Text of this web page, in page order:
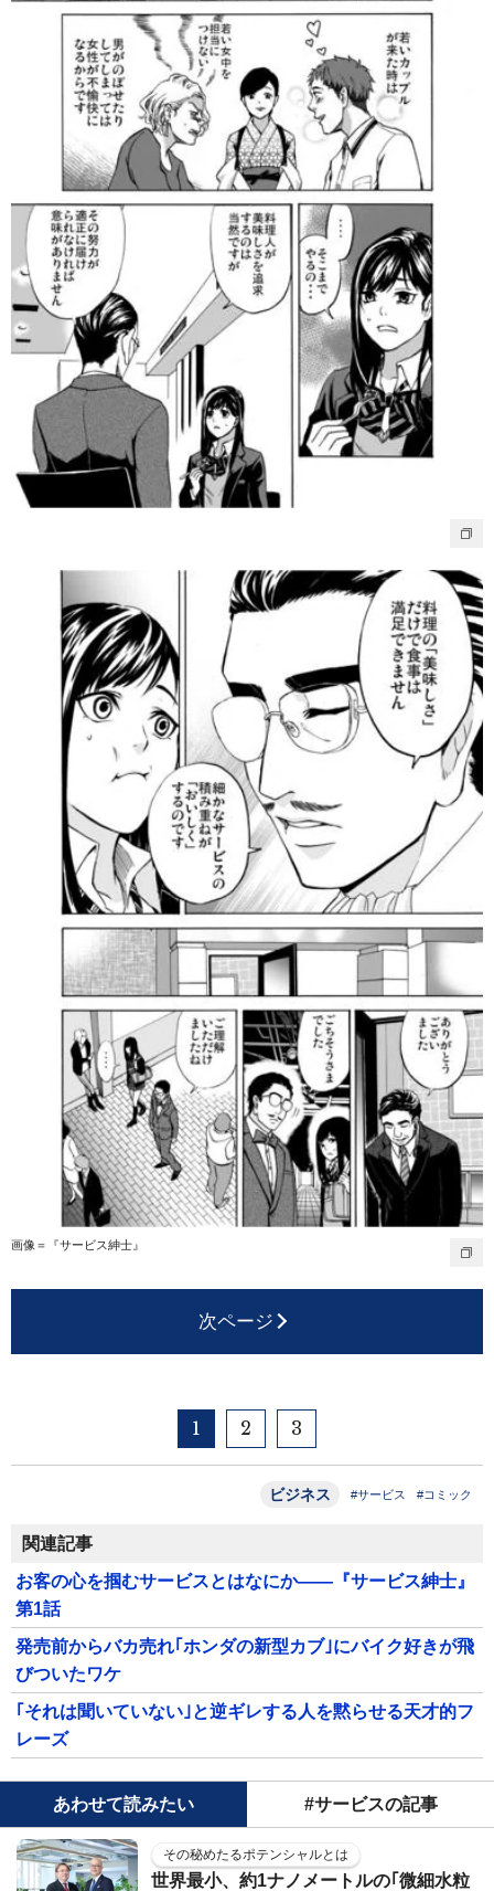
画像＝『サービス紳士』
次ページ
1 2 3
ビジネス #サービス #コミック
関連記事
お客の心を掴むサービスとはなにか――『サービス紳士』
第1話
発売前からバカ売れ｢ホンダの新型カブ｣にバイク好きが飛
びついたワケ
｢それは聞いていない｣と逆ギレする人を黙らせる天才的フ
レーズ
あわせて読みたい #サービスの記事
その秘めたるポテンシャルとは
世界最小、約1ナノメートルの｢微細水粒